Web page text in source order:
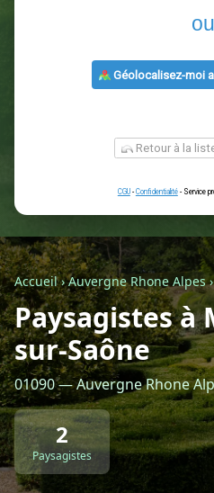
Entrez le
Retour
CGU-
Accueil›Auvergne Rhone Alpes
Paysagistes à
sur-Saône
01090 — Auvergne Rhone
2
Paysagistes